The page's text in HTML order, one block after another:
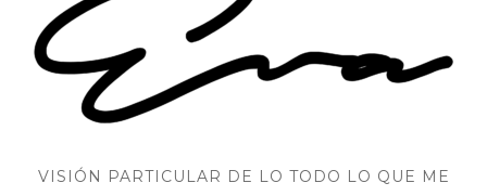
VISIÓN PARTICULAR DE LO TODO LO QUE ME